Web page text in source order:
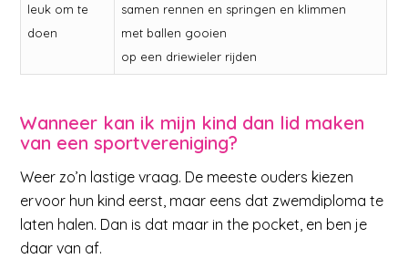
leuk om te
doen
samen rennen en springen en klimmen
met ballen gooien
op een driewieler rijden
Wanneer kan ik mijn kind dan lid maken
van een sportvereniging?
Weer zo’n lastige vraag. De meeste ouders kiezen
ervoor hun kind eerst, maar eens dat zwemdiploma te
laten halen. Dan is dat maar in the pocket, en ben je
daar van af.